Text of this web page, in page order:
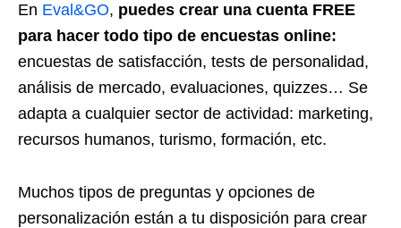
En Eval&GO, puedes crear una cuenta FREE
para hacer todo tipo de encuestas online:
encuestas de satisfacción, tests de personalidad,
análisis de mercado, evaluaciones, quizzes… Se
adapta a cualquier sector de actividad: marketing,
recursos humanos, turismo, formación, etc.
Muchos tipos de preguntas y opciones de
personalización están a tu disposición para crear